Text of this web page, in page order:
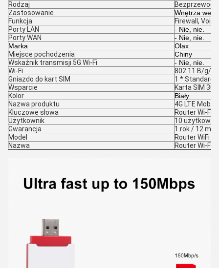
Rodzaj
Zastosowanie
Wnętrza
Funkcja
Firewall, Voip,
Porty LAN
- Nie, nie.
Porty WAN
- Nie, nie.
Marka
Olax
Miejsce pochodzenia
Chiny
Wskaźnik transmisji 5G Wi-Fi
- Nie, nie.
Wi-Fi
802.11 B/g/n
Gniazdo do kart SIM
1 *
Wsparcie
Karta SIM 3G/
Kolor
Biały
Nazwa produktu
4G LTE Mobile
Kluczowe słowa
Router Wi-Fi
Użytkownik
10
Gwarancja
1 rok / 12
Model
Router WiFi
Nazwa
Router Wi-Fi